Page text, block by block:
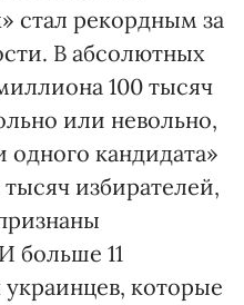
стал рекордным за
В абсолютных
100 тысяч
или невольно,
кандидата»
избирателей,
больше 11
которые